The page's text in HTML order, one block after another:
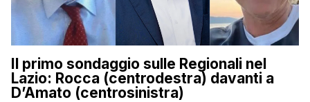
Il primo sondaggio sulle Regionali nel
Lazio: Rocca (centrodestra) davanti a
D’Amato (centrosinistra)